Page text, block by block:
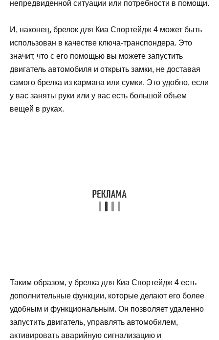
непредвиденной ситуации или потребности в помощи.
И, наконец, брелок для Киа Спортейдж 4 может быть
использован в качестве ключа-транспондера. Это
значит, что с его помощью вы можете запустить
двигатель автомобиля и открыть замки, не доставая
самого брелка из кармана или сумки. Это удобно, если
у вас заняты руки или у вас есть большой объем
вещей в руках.
Таким образом, у брелка для Киа Спортейдж 4 есть
дополнительные функции, которые делают его более
удобным и функциональным. Он позволяет удаленно
запустить двигатель, управлять автомобилем,
активировать аварийную сигнализацию и